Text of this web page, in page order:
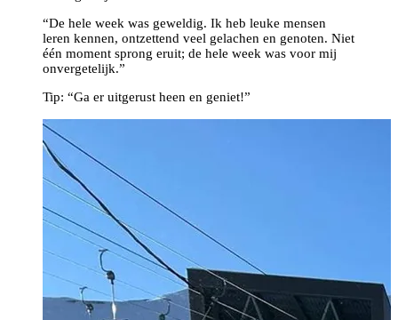
“De hele week was geweldig. Ik heb leuke mensen
leren kennen, ontzettend veel gelachen en genoten. Niet
één moment sprong eruit; de hele week was voor mij
onvergetelijk.”
Tip: “Ga er uitgerust heen en geniet!”